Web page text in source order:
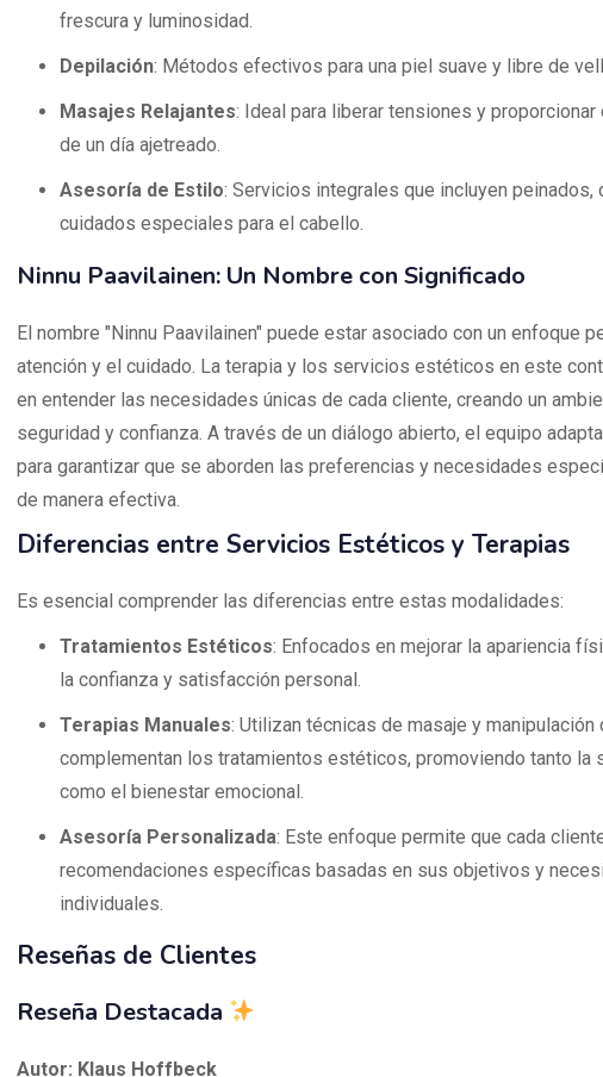
frescura y luminosidad.
Depilación: Métodos efectivos para una piel suave y libre de
Masajes Relajantes: Ideal para liberar tensiones y proporcionar
de un día ajetreado.
Asesoría de Estilo: Servicios integrales que incluyen peinados,
cuidados especiales para el cabello.
Ninnu Paavilainen: Un Nombre con Significado
El nombre "Ninnu Paavilainen" puede estar asociado con un enfoque
atención y el cuidado. La terapia y los servicios estéticos en este
en entender las necesidades únicas de cada cliente, creando un
seguridad y confianza. A través de un diálogo abierto, el equipo
para garantizar que se aborden las preferencias y necesidades
de manera efectiva.
Diferencias entre Servicios Estéticos y Terapias
Es esencial comprender las diferencias entre estas modalidades:
Tratamientos Estéticos: Enfocados en mejorar la apariencia
la confianza y satisfacción personal.
Terapias Manuales: Utilizan técnicas de masaje y manipulación
complementan los tratamientos estéticos, promoviendo tanto la
como el bienestar emocional.
Asesoría Personalizada: Este enfoque permite que cada
recomendaciones específicas basadas en sus objetivos y
individuales.
Reseñas de Clientes
Reseña Destacada
Autor: Klaus Hoffbeck